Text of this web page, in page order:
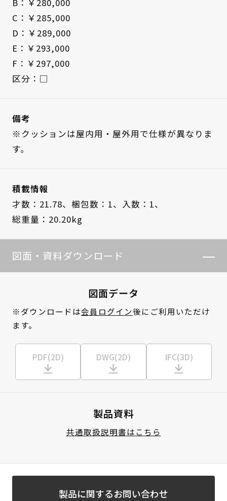
B：￥280,000
C：￥285,000
D：￥289,000
E：￥293,000
F：￥297,000
区分：□
備考
※クッションは屋内用・屋外用で仕様が異なりま
す。
積載情報
才数：21.78、 梱包数：1、 入数：1、
総重量：20.20kg
図面・資料ダウンロード
図面データ
※ダウンロードは会員ログイン後にご利用いただけ
ます。
PDF(2D) DWG(2D) IFC(3D)
製品資料
共通取扱説明書はこちら
製品に関するお問い合わせ